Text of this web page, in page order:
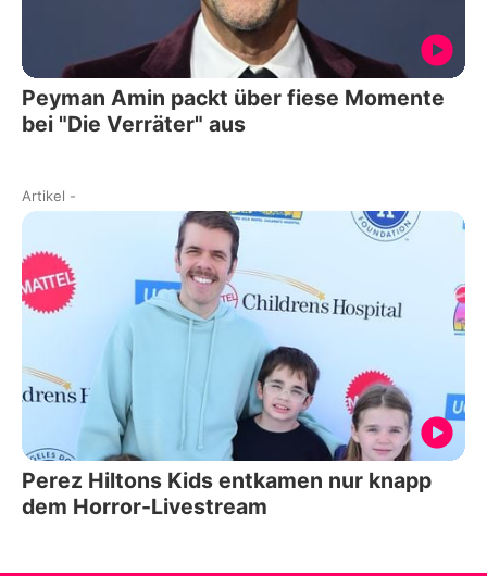
Peyman Amin packt über fiese Momente
bei "Die Verräter" aus
Artikel -
Perez Hiltons Kids entkamen nur knapp
dem Horror-Livestream